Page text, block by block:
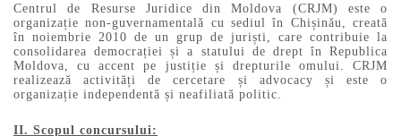
Centrul de Resurse Juridice din Moldova (CRJM) este o
organizație non-guvernamentală cu sediul în Chișinău, creată
în noiembrie 2010 de un grup de juriști, care contribuie la
consolidarea democrației și a statului de drept în Republica
Moldova, cu accent pe justiție și drepturile omului. CRJM
realizează activități de cercetare și advocacy și este o
organizație independentă și neafiliată politic.
II. Scopul concursului: